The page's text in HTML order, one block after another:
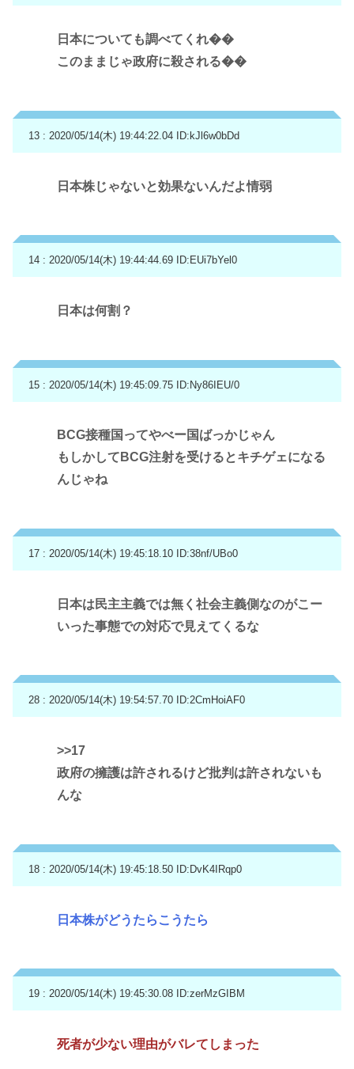
日本についても調べてくれ��
このままじゃ政府に殺される��
13 : 2020/05/14(木) 19:44:22.04 ID:kJl6w0bDd
日本株じゃないと効果ないんだよ情弱
14 : 2020/05/14(木) 19:44:44.69 ID:EUi7bYel0
日本は何割？
15 : 2020/05/14(木) 19:45:09.75 ID:Ny86IEU/0
BCG接種国ってやべー国ばっかじゃん
もしかしてBCG注射を受けるとキチゲェになる
んじゃね
17 : 2020/05/14(木) 19:45:18.10 ID:38nf/UBo0
日本は民主主義では無く社会主義側なのがこー
いった事態での対応で見えてくるな
28 : 2020/05/14(木) 19:54:57.70 ID:2CmHoiAF0
>>17
政府の擁護は許されるけど批判は許されないも
んな
18 : 2020/05/14(木) 19:45:18.50 ID:DvK4IRqp0
日本株がどうたらこうたら
19 : 2020/05/14(木) 19:45:30.08 ID:zerMzGIBM
死者が少ない理由がバレてしまった